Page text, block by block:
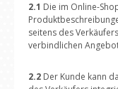
2.1 Die im Online-
seitens des
verbindlichen
2.2 Der Kunde kann